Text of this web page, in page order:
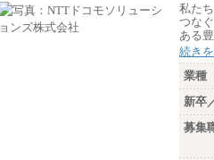
私た
つな
ある
続き
業種
新卒
募集